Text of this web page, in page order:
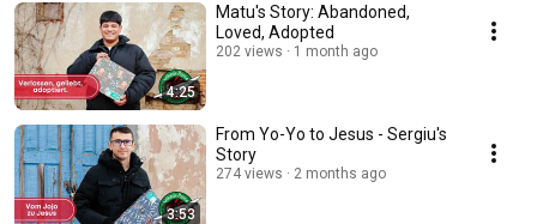
4:25
Matu's Story: Abandoned,
Loved, Adopted
202 views 1 month ago
3:53
From Yo-Yo to Jesus - Sergiu's
Story
274 views 2 months ago